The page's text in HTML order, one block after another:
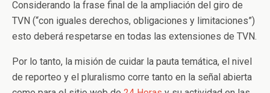
Considerando la frase final de la ampliación del giro de
TVN (“con iguales derechos, obligaciones y limitaciones”)
esto deberá respetarse en todas las extensiones de TVN.
Por lo tanto, la misión de cuidar la pauta temática, el nivel
de reporteo y el pluralismo corre tanto en la señal abierta